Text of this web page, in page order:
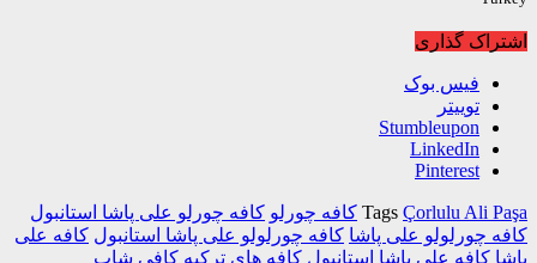
گذاری
فیس بوک
توییتر
Stumbleupon
LinkedIn
Pinterest
TagsÇorlulu Ali کافه چورلو کافه چورلو علی پاشا استانبول
چورلولو علی پاشا کافه چورلولو علی پاشا استانبول کافه علی
کافه علی پاشا استانبول کافه های ترکیه کافی شاپ